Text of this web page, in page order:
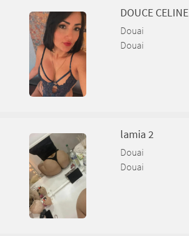
DOUCE CELINE
Douai
Douai
lamia 2
Douai
Douai